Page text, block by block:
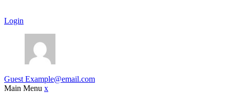
Login
Guest Example@email.com
Main Menu x